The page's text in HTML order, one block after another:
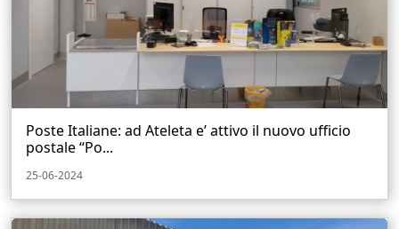
Poste Italiane: ad Ateleta e’ attivo il nuovo ufficio
postale “Po...
25-06-2024